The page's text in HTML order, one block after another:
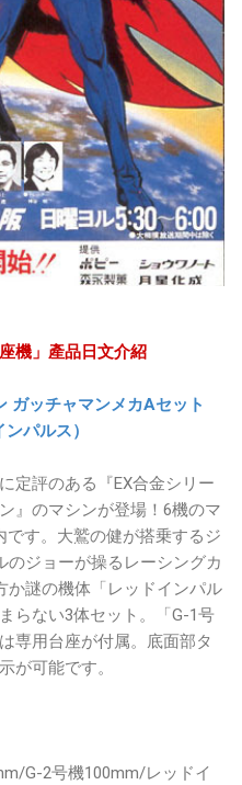
機」產品日文介紹
ガッチャマンメカAセット
パルス）
定評のある『EX合金シリー
』のマシンが登場！6機のマ
です。大鷲の健が搭乗するジ
のジョーが操るレーシングカ
か謎の機体「レッドインパル
らない3体セット。「G-1号
専用台座が付属。底面部タ
が可能です。
G-2号機100mm/レッドイ